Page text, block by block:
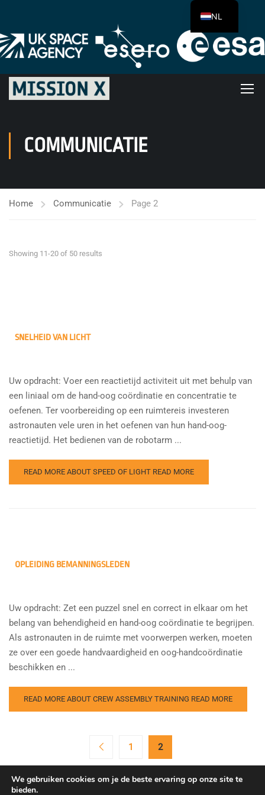
COMMUNICATIE
Home Communicatie Page 2
Showing 11-20 of 50 results
SNELHEID VAN LICHT
Uw opdracht: Voer een reactietijd activiteit uit met behulp van
een liniaal om de hand-oog coördinatie en concentratie te
oefenen. Ter voorbereiding op een ruimtereis investeren
astronauten vele uren in het oefenen van hun hand-oog-
reactietijd. Het bedienen van de robotarm ...
READ MORE ABOUT SPEED OF LIGHT READ MORE
OPLEIDING BEMANNINGSLEDEN
Uw opdracht: Zet een puzzel snel en correct in elkaar om het
belang van behendigheid en hand-oog coördinatie te begrijpen.
Als astronauten in de ruimte met voorwerpen werken, moeten
ze over een goede handvaardigheid en oog-handcoördinatie
beschikken en ...
READ MORE ABOUT CREW ASSEMBLY TRAINING READ MORE
1 2
We gebruiken cookies om je de beste ervaring op onze site te
bieden.
NL